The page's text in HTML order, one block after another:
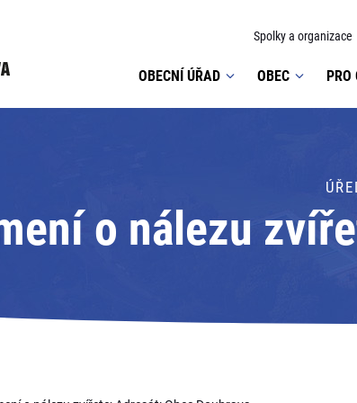
Spolky a organizace
OBECNÍ ÚŘAD OBEC PRO
o nálezu